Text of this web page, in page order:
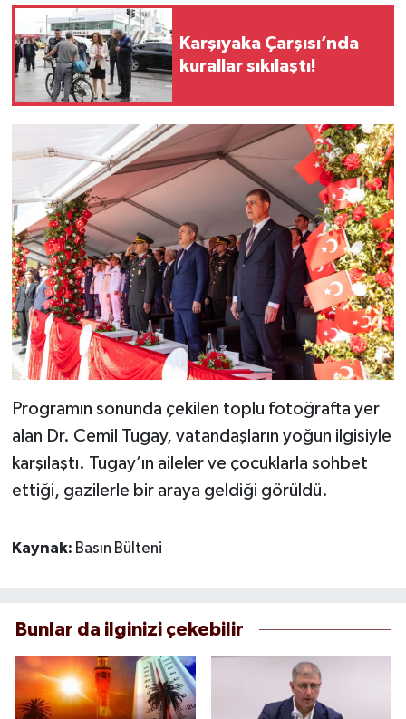
Karşıyaka Çarşısı’nda
kurallar sıkılaştı!
Programın sonunda çekilen toplu fotoğrafta yer
alan Dr. Cemil Tugay, vatandaşların yoğun ilgisiyle
karşılaştı. Tugay’ın aileler ve çocuklarla sohbet
ettiği, gazilerle bir araya geldiği görüldü.
Kaynak: Basın Bülteni
Bunlar da ilginizi çekebilir